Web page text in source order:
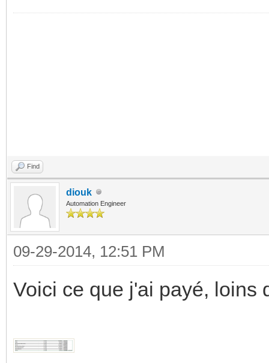
Find
diouk
Automation Engineer
09-29-2014, 12:51 PM
Voici ce que j'ai payé, loins